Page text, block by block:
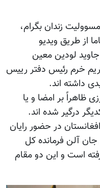
زندان بگرام،
از طریق ویدیو
لودین معین
خرم رئیس دفتر رییس
داشته اند.
ظاهراً بر امضا و یا
درگیر شده اند.
در حضور رایان
جان آلن فرمانده کل
است و این دو مقام